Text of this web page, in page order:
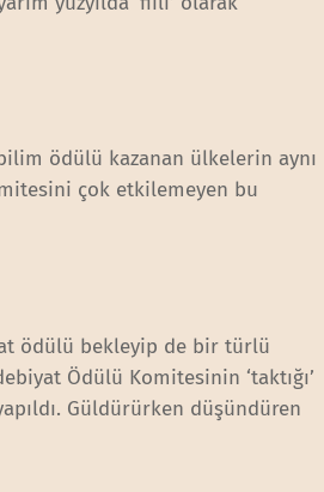
bilim ödülü kazanan ülkelerin aynı
çok etkilemeyen bu
ödülü bekleyip de bir türlü
Ödülü Komitesinin ‘taktığı’
Güldürürken düşündüren